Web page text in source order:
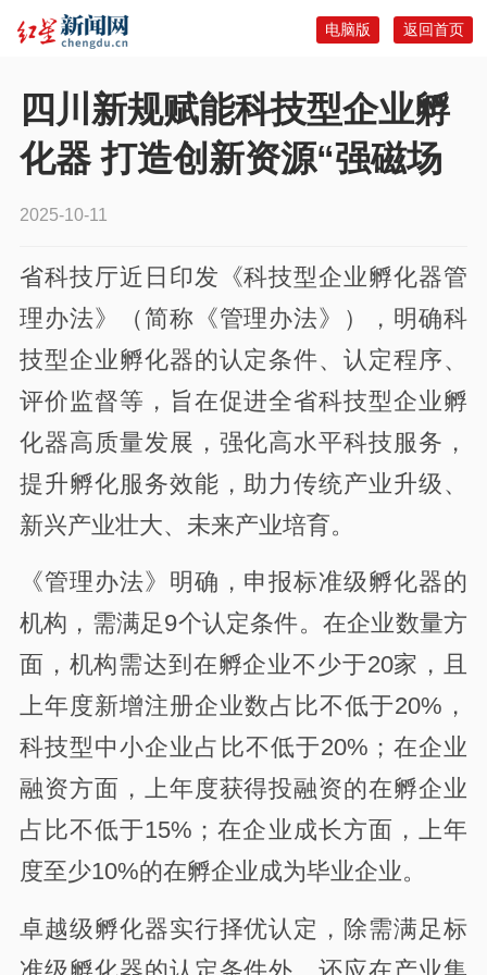
返回首页
电脑版
四川新规赋能科技型企业孵
化器 打造创新资源“强磁场
2025-10-11
省科技厅近日印发《科技型企业孵化器管
理办法》（简称《管理办法》），明确科
技型企业孵化器的认定条件、认定程序、
评价监督等，旨在促进全省科技型企业孵
化器高质量发展，强化高水平科技服务，
提升孵化服务效能，助力传统产业升级、
新兴产业壮大、未来产业培育。
《管理办法》明确，申报标准级孵化器的
机构，需满足9个认定条件。在企业数量方
面，机构需达到在孵企业不少于20家，且
上年度新增注册企业数占比不低于20%，
科技型中小企业占比不低于20%；在企业
融资方面，上年度获得投融资的在孵企业
占比不低于15%；在企业成长方面，上年
度至少10%的在孵企业成为毕业企业。
卓越级孵化器实行择优认定，除需满足标